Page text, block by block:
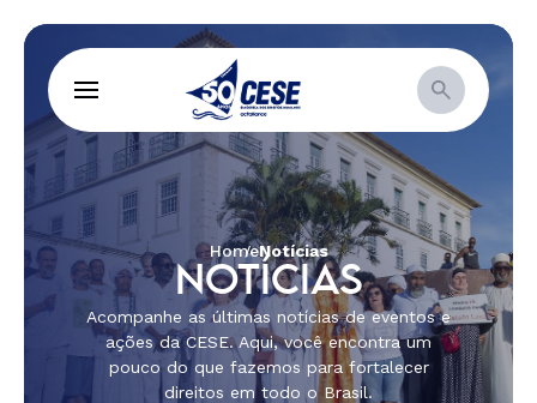
HomeNotícias
NOTÍCIAS
Acompanhe as últimas notícias de eventos e
ações da CESE. Aqui, você encontra um
pouco do que fazemos para fortalecer
direitos em todo o Brasil.